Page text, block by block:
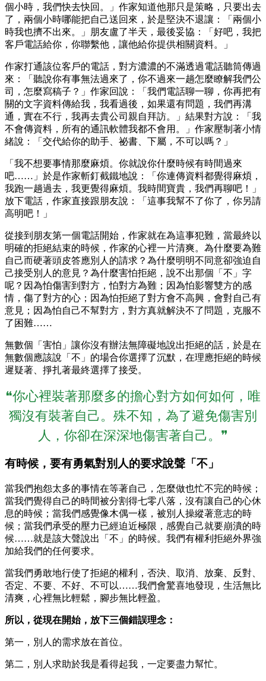
個小時，我們快去快回。」作家知道他那只是策略，只要出去
了，兩個小時哪能把自己送回來，於是堅決不退讓：「兩個小
時我也擠不出來。」朋友盧了半天，最後妥協：「好吧，我把
客戶電話給你，你聯繫他，讓他給你提供相關資料。」
作家打通該位客戶的電話，對方濃濃的不滿透過電話聽筒傳過
來：「聽說你有事無法過來了，你不過來一趟怎麼瞭解我們公
司，怎麼寫稿子？」作家回說：「我們電話聊一聊，你再把有
關的文字資料傳給我，我看過後，如果還有問題，我們再溝
通，實在不行，我再去貴公司親自拜訪。」結果對方說：「我
不會傳資料，所有的通訊軟體我都不會用。」作家壓制著小情
緒說：「交代給你的助手、祕書、下屬，不可以嗎？」
「我不想要事情那麼麻煩。你就說你什麼時候有時間過來
吧……」於是作家斬釘截鐵地說：「你連傳資料都覺得麻煩，
我跑一趟過去，我更覺得麻煩。我時間寶貴，我們再聊吧！」
放下電話，作家直接跟朋友說：「這事我幫不了你了，你另請
高明吧！」
從接到朋友第一個電話開始，作家就在為這事犯難，當最終以
明確的拒絕結束的時候，作家的心裡一片清爽。為什麼要為難
自己而硬著頭皮答應別人的請求？為什麼明明不同意卻強迫自
己接受別人的意見？為什麼害怕拒絕，說不出那個「不」字
呢？因為怕傷害到對方，怕對方為難；因為怕影響雙方的感
情，傷了對方的心；因為怕拒絕了對方會不高興，會對自己有
意見；因為怕自己不幫對方，對方真就解決不了問題，克服不
了困難……
無數個「害怕」讓你沒有辦法無障礙地說出拒絕的話，於是在
無數個應該說「不」的場合你選擇了沉默，在理應拒絕的時候
遲疑著、掙扎著最終選擇了接受。
❝你心裡裝著那麼多的擔心對方如何如何，唯
獨沒有裝著自己。殊不知，為了避免傷害別
人，你卻在深深地傷害著自己。❞
有時候，要有勇氣對別人的要求說聲「不」
當我們抱怨太多的事情在等著自己，怎麼做也忙不完的時候；
當我們覺得自己的時間被分割得七零八落，沒有讓自己的心休
息的時候；當我們感覺像木偶一樣，被別人操縱著意志的時
候；當我們承受的壓力已經迫近極限，感覺自己就要崩潰的時
候……就是該大聲說出「不」的時候。我們有權利拒絕外界強
加給我們的任何要求。
當我們勇敢地行使了拒絕的權利，否決、取消、放棄、反對、
否定、不要、不好、不可以……我們會驚喜地發現，生活無比
清爽，心裡無比輕鬆，腳步無比輕盈。
所以，從現在開始，放下三個錯誤理念：
第一，別人的需求放在首位。
第二，別人求助於我是看得起我，一定要盡力幫忙。